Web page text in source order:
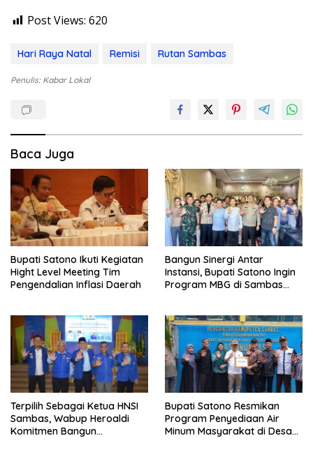
Post Views: 620
Hari Raya Natal Remisi Rutan Sambas
Penulis: Kabar Lokal
Baca Juga
Bupati Satono Ikuti Kegiatan
Hight Level Meeting Tim
Pengendalian Inflasi Daerah
Bangun Sinergi Antar
Instansi, Bupati Satono Ingin
Program MBG di Sambas
Terpilih Sebagai Ketua HNSI
Sambas, Wabup Heroaldi
Komitmen Bangun
Bupati Satono Resmikan
Program Penyediaan Air
Minum Masyarakat di Desa